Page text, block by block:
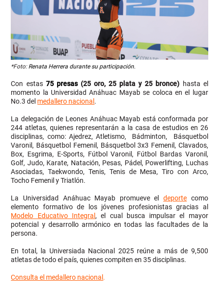
*Foto: Renata Herrera durante su participación.
Con estas 75 presas (25 oro, 25 plata y 25 bronce) hasta el
momento la Universidad Anáhuac Mayab se coloca en el lugar
No.3 del medallero nacional .
La delegación de Leones Anáhuac Mayab está conformada por
244 atletas, quienes representarán a la casa de estudios en 26
disciplinas, como: Ajedrez, Atletismo, Bádminton, Básquetbol
Varonil, Básquetbol Femenil, Básquetbol 3x3 Femenil, Clavados,
Box, Esgrima, E-Sports, Fútbol Varonil, Fútbol Bardas Varonil,
Golf, Judo, Karate, Natación, Pesas, Pádel, Powerlifting, Luchas
Asociadas, Taekwondo, Tenis, Tenis de Mesa, Tiro con Arco,
Tocho Femenil y Triatlón.
La Universidad Anáhuac Mayab promueve el deporte como
elemento formativo de los jóvenes profesionistas gracias al
Modelo Educativo Integral , el cual busca impulsar el mayor
potencial y desarrollo armónico en todas las facultades de la
persona.
En total, la Universiada Nacional 2025 reúne a más de 9,500
atletas de todo el país, quienes compiten en 35 disciplinas.
Consulta el medallero nacional .